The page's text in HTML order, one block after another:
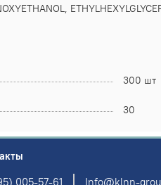
300 шт
30
005-57-61
Info@klnn-